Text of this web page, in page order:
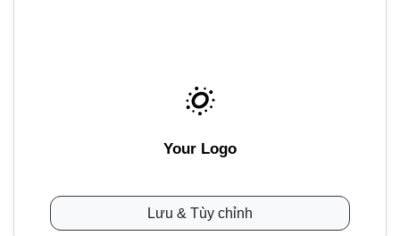
Your Logo
Lưu & Tùy chỉnh